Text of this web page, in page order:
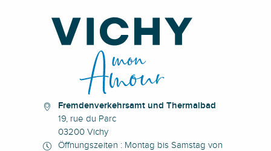
Fremdenverkehrsamt und Thermalbad
19, rue du Parc
03200 Vichy
Öffnungszeiten : Montag bis Samstag von